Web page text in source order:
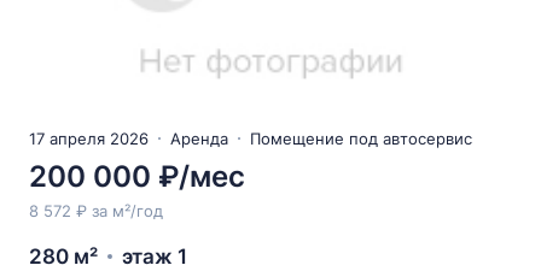
17 апреля 2026 Аренда Помещение под автосервис
200 000 ₽/мес
8 572 ₽ за м²/год
280 м² этаж 1